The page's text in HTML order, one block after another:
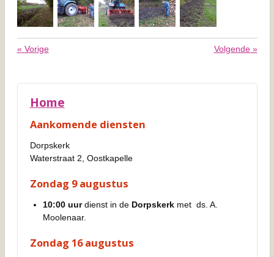
« Vorige Volgende»
Home
Aankomende diensten
Dorpskerk
Waterstraat 2, Oostkapelle
Zondag 9 augustus
10:00 uurdienst in de Dorpskerkmet ds. A.
Moolenaar.
Zondag 16 augustus